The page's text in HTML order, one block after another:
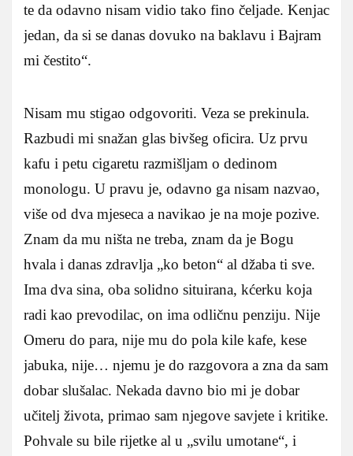
te da odavno nisam vidio tako fino čeljade. Kenjac
jedan, da si se danas dovuko na baklavu i Bajram
mi čestito“.
Nisam mu stigao odgovoriti. Veza se prekinula.
Razbudi mi snažan glas bivšeg oficira. Uz prvu
kafu i petu cigaretu razmišljam o dedinom
monologu. U pravu je, odavno ga nisam nazvao,
više od dva mjeseca a navikao je na moje pozive.
Znam da mu ništa ne treba, znam da je Bogu
hvala i danas zdravlja „ko beton“ al džaba ti sve.
Ima dva sina, oba solidno situirana, kćerku koja
radi kao prevodilac, on ima odličnu penziju. Nije
Omeru do para, nije mu do pola kile kafe, kese
jabuka, nije… njemu je do razgovora a zna da sam
dobar slušalac. Nekada davno bio mi je dobar
učitelj života, primao sam njegove savjete i kritike.
Pohvale su bile rijetke al u „svilu umotane“, i